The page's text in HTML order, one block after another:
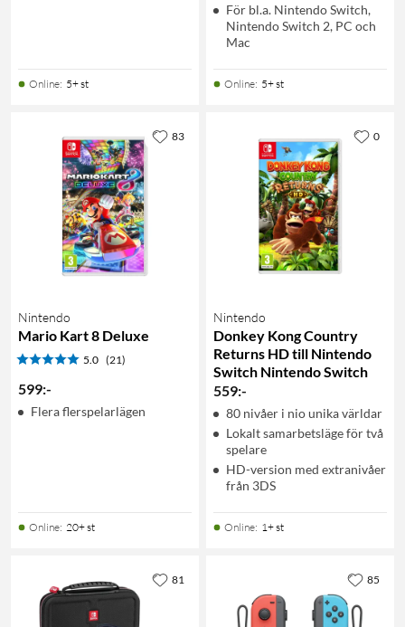
Online: 5+ st
För bl.a. Nintendo Switch,
Nintendo Switch 2, PC och
Mac
Online: 5+ st
Nintendo
Mario Kart 8 Deluxe
5.0 (21)
599:-
Flera flerspelarlägen
Online: 20+ st
83
Nintendo
Donkey Kong Country
Returns HD till Nintendo
Switch Nintendo Switch
559:-
80 nivåer i nio unika världar
Lokalt samarbetsläge för två
spelare
HD-version med extranivåer
från 3DS
Online: 1+ st
0
81 85